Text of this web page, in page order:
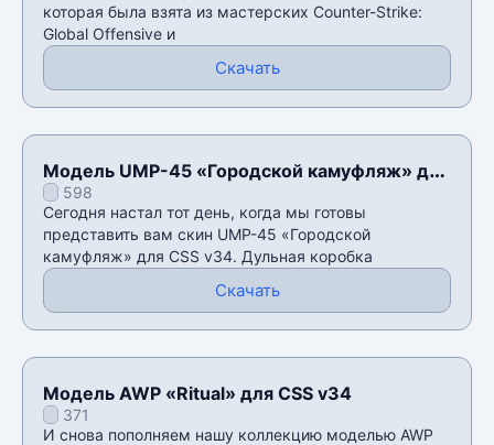
которая была взята из мастерских Counter-Strike:
Global Offensive и
Скачать
Модель UMP-45 «Городской камуфляж» для
CSS v34
598
Сегодня настал тот день, когда мы готовы
представить вам скин UMP-45 «Городской
камуфляж» для CSS v34. Дульная коробка
Скачать
Модель AWP «Ritual» для CSS v34
371
И снова пополняем нашу коллекцию моделью AWP